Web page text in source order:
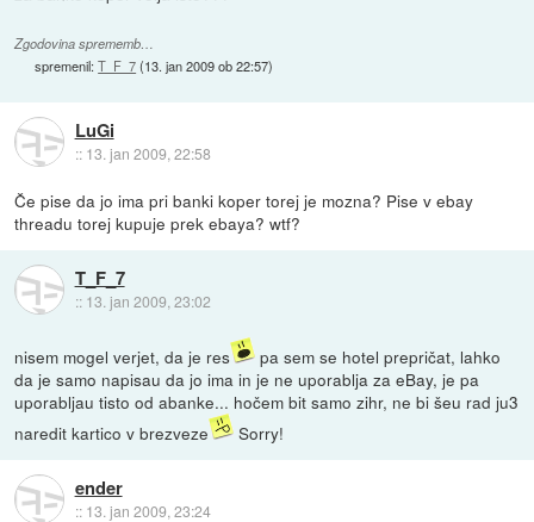
Zgodovina sprememb…
spremenil:T_F_7(13. jan 2009 ob 22:57)
LuGi
:: 13. jan 2009, 22:58
Če pise da jo ima pri banki koper torej je mozna? Pise v ebay
threadu torej kupuje prek ebaya? wtf?
T_F_7
:: 13. jan 2009, 23:02
nisem mogel verjet, da je res
pa sem se hotel prepričat, lahko
da je samo napisau da jo ima in je ne uporablja za eBay, je pa
uporabljau tisto od abanke... hočem bit samo zihr, ne bi šeu rad ju3
naredit kartico v brezveze
Sorry!
ender
:: 13. jan 2009, 23:24